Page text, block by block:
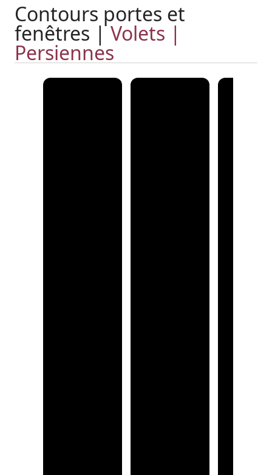
Contours portes et
fenêtres |Volets |
Persiennes